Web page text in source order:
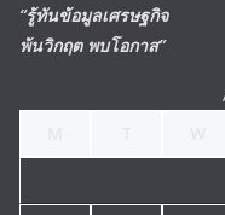
“รู้ทันข้อมูลเศรษฐกิจ
พ้นวิกฤต พบโอกาส”